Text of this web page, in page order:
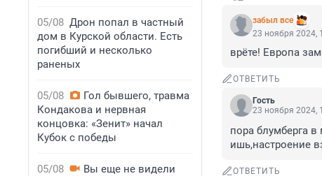
05/08 Дрон попал в частный
дом в Курской области. Есть
погибший и несколько
раненых
05/08
Гол бывшего, травма
Кондакова и нервная
концовка: «Зенит» начал
Кубок с победы
05/08
Вы еще не видели
забыл все
23 ноября 2024,
врёте! Европа
ОТВЕТИТЬ
Гость
23 ноября 2024,
пора блумберга в
ишь,настроение
ОТВЕТИТЬ